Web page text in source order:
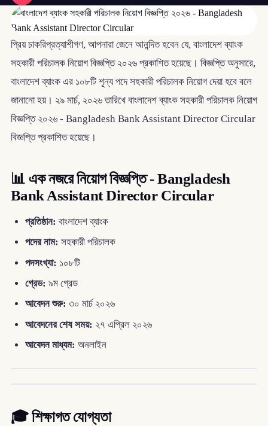
প্রিয় চাকরিপ্রত্যাশীগণ, আপনারা জেনে আনন্দিত হবেন যে, বাংলাদেশ ব্যাংক
সহকারী পরিচালক নিয়োগ বিজ্ঞপ্তি ২০২৬ প্রকাশিত হয়েছে। বিজ্ঞপ্তি অনুসারে,
বাংলাদেশ ব্যাংক এর ১০৮টি শূন্য পদে সহকারী পরিচালক নিয়োগ দেয়া হবে বলে
জানানো হয়। ২৯ মার্চ, ২০২৬ তারিখে বাংলাদেশ ব্যাংক সহকারী পরিচালক নিয়োগ
বিজ্ঞপ্তি ২০২৬ - Bangladesh Bank Assistant Director Circular
বিজ্ঞপ্তি প্রকাশিত হয়েছে।
📊 এক নজরে নিয়োগ বিজ্ঞপ্তি - Bangladesh
Bank Assistant Director Circular
প্রতিষ্ঠান: বাংলাদেশ ব্যাংক
পদের নাম: সহকারী পরিচালক
পদসংখ্যা: ১০৮টি
গ্রেড: ৯ম গ্রেড
আবেদন শুরু: ৩০ মার্চ ২০২৬
আবেদনের শেষ সময়: ২৭ এপ্রিল ২০২৬
আবেদন মাধ্যম: অনলাইন
🎓 শিক্ষাগত যোগ্যতা